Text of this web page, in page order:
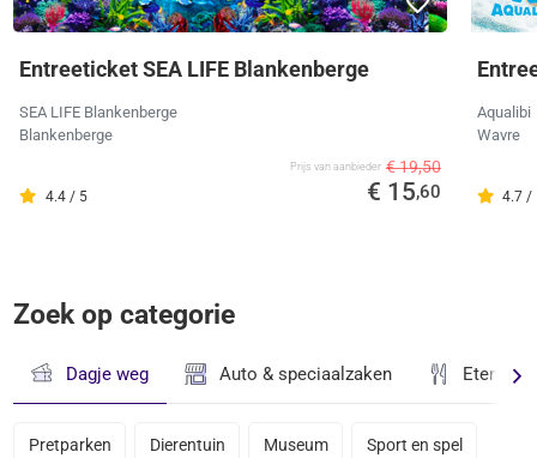
Entreeticket SEA LIFE Blankenberge
SEA LIFE Blankenberge
Blankenberge
4.4 / 5
Prijs van aanbieder € 19,50
€ 15,60
Aqualibi
Wavre
4.7 /
Zoek op categorie
Dagje weg Auto & speciaalzaken Eten &
Pretparken Dierentuin Museum Sport en spel